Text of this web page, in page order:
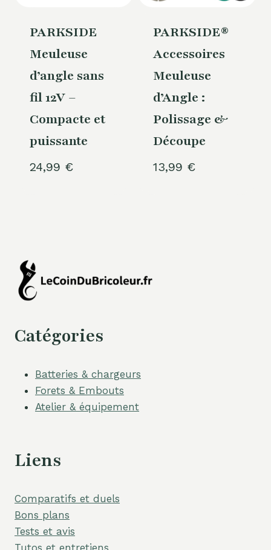
PARKSIDE
Meuleuse
d’angle sans
fil 12V –
Compacte et
puissante
24,99 €
PARKSIDE®
Accessoires
Meuleuse
d’Angle :
Polissage &
Découpe
13,99 €
Catégories
Batteries & chargeurs
Forets & Embouts
Atelier & équipement
Liens
Comparatifs et duels
Bons plans
Tests et avis